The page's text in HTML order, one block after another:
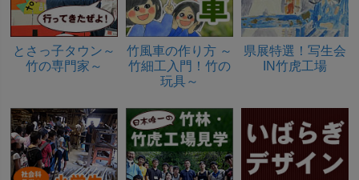
とさっ子タウン～
竹の専門家～
竹風車の作り方 ～
竹細工入門！竹の
玩具～
県展特選！写生会
IN竹虎工場